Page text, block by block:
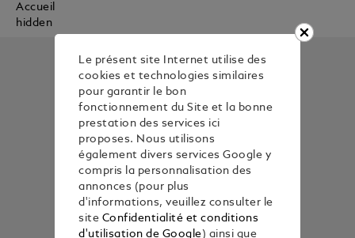
Accueil
hidden
Le présent site Internet utilise des
cookies et technologies similaires
pour garantir le bon
fonctionnement du Site et la bonne
prestation des services ici
proposes. Nous utilisons
également divers services Google y
compris la personnalisation des
annonces (pour plus
d'informations, veuillez consulter le
site Confidentialité et conditions
d'utilisation de Google) ainsi que